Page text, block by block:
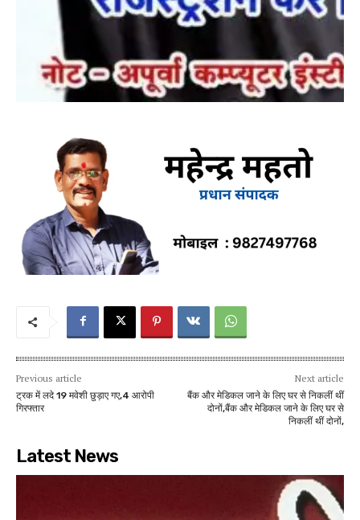
Previous article
ट्रक में लदे 19 मवेशी छुड़ाए गए,4 आरोपी
गिरफ्तार
Next article
बैंक और मेडिकल जाने के लिए घर से निकलीं थीं
दोनों,बैंक और मेडिकल जाने के लिए घर से
निकलीं थीं दोनों,
Latest News